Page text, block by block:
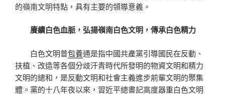
的嶺南文明特點，具有主要的領導意義。
賡續白色血脈，弘揚嶺南白色文明，傳承白色精力
白色文明普包養通是指中國共產黨引導國民在反動、
扶植、改造等各個分歧汗青時代所發明的物資文明和精力
文明的總和，是反動文明和社會主義進步前輩文明的聚集
體。黨的十八年夜以來，習近平總書記高度器重白色文明